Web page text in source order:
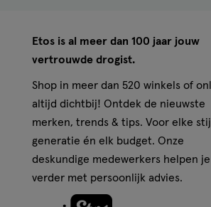
Passen Ohropax
Ohropax Soft Schuim
Ohropax Good Night:
Ohropax Young:kleurrijke
Ohropax Silicon Aqua:
Ohropax Music Oordopjes:
Ohropax Mini Siliconen
Etos is al meer dan 100 jaar jouw
vertrouwde drogist.
Shop in meer dan 520 winkels of
altijd dichtbij! Ontdek de nieuwste
merken, trends & tips. Voor elke
generatie én elk budget. Onze
deskundige medewerkers helpen je
verder met persoonlijk advies.